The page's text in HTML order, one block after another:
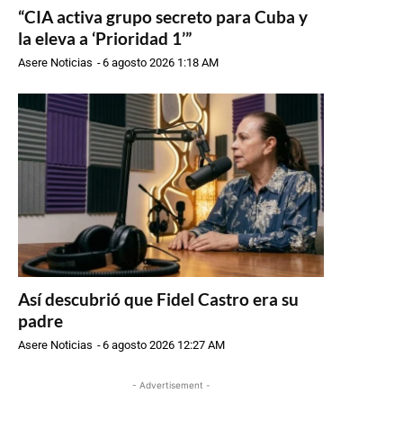
“CIA activa grupo secreto para Cuba y
la eleva a ‘Prioridad 1’”
Asere Noticias -6 agosto 2026 1:18 AM
Así descubrió que Fidel Castro era su
padre
Asere Noticias -6 agosto 2026 12:27 AM
- Advertisement -